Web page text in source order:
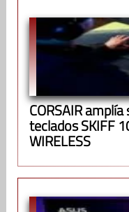
CORSAIR
teclados SKIFF
WIRELESS